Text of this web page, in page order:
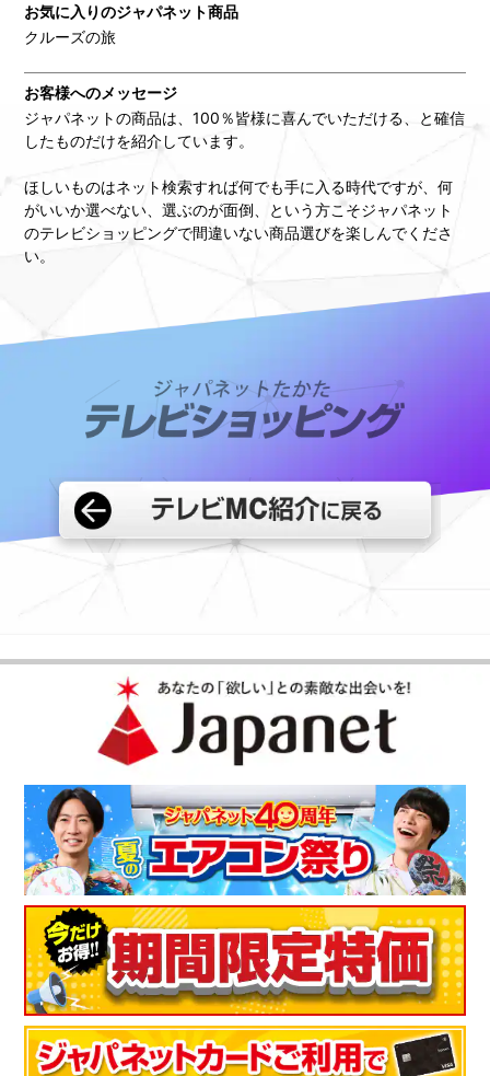
お気に入りのジャパネット商品
クルーズの旅
お客様へのメッセージ
ジャパネットの商品は、100％皆様に喜んでいただける、と確信
したものだけを紹介しています。
ほしいものはネット検索すれば何でも手に入る時代ですが、何
がいいか選べない、選ぶのが面倒、という方こそジャパネット
のテレビショッピングで間違いない商品選びを楽しんでくださ
い。